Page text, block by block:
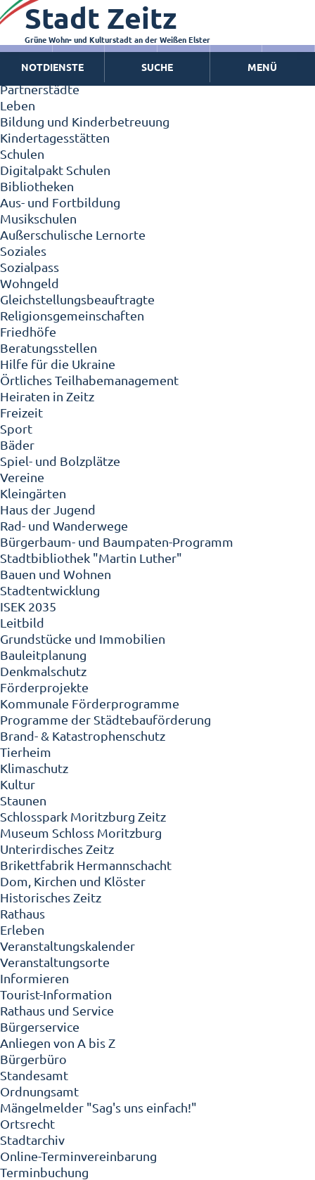
Zeitz - Die Kleinstadt
Willkommen in Zeitz!
Interview mit Oberbürgermeister Christian Thieme
Zeitz - Stadt der Zukunft
Ortschaften
Partnerstädte
Leben
Bildung und Kinderbetreuung
Kindertagesstätten
Schulen
Digitalpakt Schulen
Bibliotheken
Aus- und Fortbildung
Musikschulen
Außerschulische Lernorte
Soziales
Sozialpass
Wohngeld
Gleichstellungsbeauftragte
Religionsgemeinschaften
Friedhöfe
Beratungsstellen
Hilfe für die Ukraine
Örtliches Teilhabemanagement
Heiraten in Zeitz
Freizeit
Sport
Bäder
Spiel- und Bolzplätze
Vereine
Kleingärten
Haus der Jugend
Rad- und Wanderwege
Bürgerbaum- und Baumpaten-Programm
Stadtbibliothek "Martin Luther"
Bauen und Wohnen
Stadtentwicklung
ISEK 2035
Leitbild
Grundstücke und Immobilien
Bauleitplanung
Denkmalschutz
Förderprojekte
Kommunale Förderprogramme
Programme der Städtebauförderung
Brand- & Katastrophenschutz
Tierheim
Klimaschutz
Kultur
Staunen
Schlosspark Moritzburg Zeitz
Museum Schloss Moritzburg
Unterirdisches Zeitz
Brikettfabrik Hermannschacht
Dom, Kirchen und Klöster
Historisches Zeitz
Rathaus
Erleben
Veranstaltungskalender
Veranstaltungsorte
Informieren
Tourist-Information
Rathaus und Service
Bürgerservice
Anliegen von A bis Z
Bürgerbüro
Standesamt
Ordnungsamt
Mängelmelder "Sag's uns einfach!"
Ortsrecht
Stadtarchiv
Online-Terminvereinbarung
Terminbuchung
Stadt Zeitz
Grüne Wohn- und Kulturstadt an der Weißen Elster
NOTDIENSTE SUCHE MENÜ